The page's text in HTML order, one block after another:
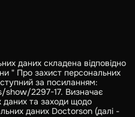
даних складена відповідно
" Про захист персональних
за посиланням:
2297-17. Визначає
даних та заходи щодо
даних Doctorson (далі -